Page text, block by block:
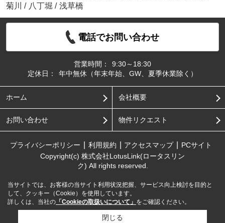
菊川
/ 八丁堀 / 浅草橋
電話でお問い合わせ
営業時間：
9:30～18:30
定休日：
年中無休（年末年始、GW、夏季休業除く）
ホーム 会社概要
お問い合わせ 物件リクエスト
プライバシーポリシー 利用規約 アクセスマップ
PCサイト
Copyright(c) 株式会社LotusLink(ロータスリン
ク) All rights reserved.
当サイトでは、お客様の当サイト利用状況把握、サービス向上検討を目的と
して、クッキー（Cookie）を使用しています。
詳しくは、当社の 「Cookieの取扱いについて」 をご確認ください。
閉じる